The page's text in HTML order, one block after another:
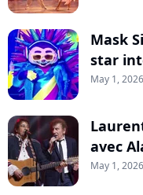
Mask
star
May 1, 2026
avec
May 1, 2026